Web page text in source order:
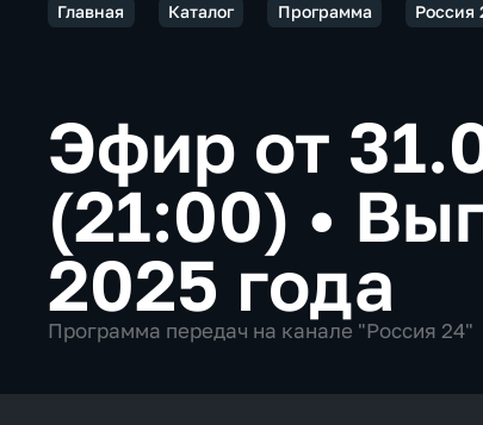
Главная Каталог Программа Россия
Эфир от
(21:00) •
2025 года
Программа передач на канале "Россия 24"